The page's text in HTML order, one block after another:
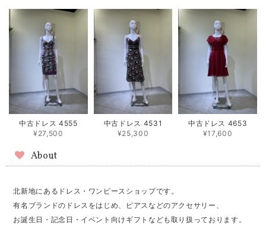
中古ドレス 4555
¥27,500
中古ドレス 4531
¥25,300
中古ドレス 4653
¥17,600
About
北新地にあるドレス・ワンピースショップです。
有名ブランドのドレスをはじめ、ピアスなどのアクセサリー、
お誕生日・記念日・イベント向けギフトなども取り扱っております。